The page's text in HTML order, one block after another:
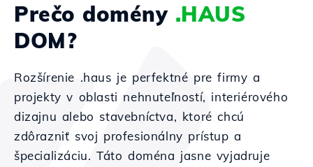
Prečo domény .HAUS
DOM?
Rozšírenie .haus je perfektné pre firmy a
projekty v oblasti nehnuteľností, interiérového
dizajnu alebo stavebníctva, ktoré chcú
zdôrazniť svoj profesionálny prístup a
špecializáciu. Táto doména jasne vyjadruje